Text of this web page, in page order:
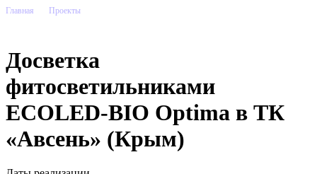
Главная Проекты
Досветка
фитосветильниками
ECOLED-BIO Optima в ТК
«Авсень» (Крым)